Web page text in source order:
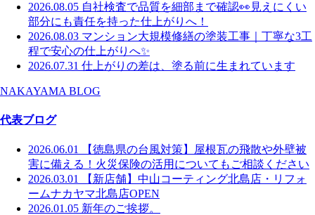
2026.08.05 自社検査で品質を細部まで確認👀見えにくい
部分にも責任を持った仕上がりへ！
2026.08.03 マンション大規模修繕の塗装工事｜丁寧な3工
程で安心の仕上がりへ✨
2026.07.31 仕上がりの差は、塗る前に生まれています
NAKAYAMA BLOG
代表ブログ
2026.06.01
【徳島県の台風対策】屋根瓦の飛散や外壁被
害に備える！火災保険の活用についてもご相談ください
2026.03.01
【新店舗】中山コーティング北島店・リフォ
ームナカヤマ北島店OPEN
2026.01.05 新年のご挨拶。